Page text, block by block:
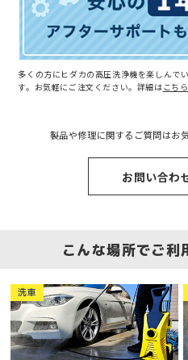
多くの方にヒダカの高圧洗浄機を楽しんで
す。お気軽にご注文ください。詳細は こちら
製品や修理に関するご質問はお
お問い合わ
こんな場所でご利
洗車